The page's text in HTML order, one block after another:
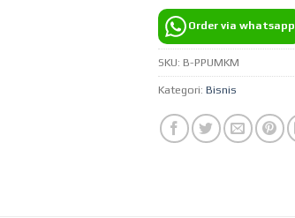
Order via whatsapp
SKU: B-PPUMKM
Kategori: Bisnis